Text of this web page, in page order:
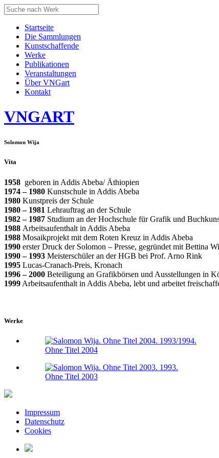
Startseite
Die Sammlungen
Kunstschaffende
Werke
Publikationen
Veranstaltungen
Über VNGart
Kontakt
VNGART
Solomon Wija
Vita
1958 geboren in Addis Abeba/ Äthiopien
1974 – 1980 Kunstschule in Addis Abeba
1980 Kunstpreis der Schule
1980 – 1981 Lehrauftrag an der Schule
1982 – 1987 Studium an der Hochschule für Grafik und
1988 Arbeitsaufenthalt in Addis Abeba
1988 Mosaikprojekt mit dem Roten Kreuz in Addis Abeba
1990 erster Druck der Solomon – Presse, gegründet mit Bettina
1990 – 1993 Meisterschüler an der HGB bei Prof. Arno Rink
1995 Lucas-Cranach-Preis, Kronach
1996 – 2000 Beteiligung an Grafikbörsen und Ausstellungen in
1999 Arbeitsaufenthalt in Addis Abeba, lebt und arbeitet
Werke
Ohne Titel 2004
Ohne Titel 2003
Impressum
Datenschutz
Cookies